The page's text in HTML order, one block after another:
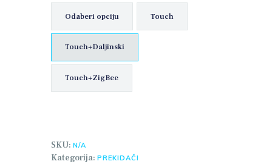
Odaberi opciju Touch
Touch+Daljinski
Touch+ZigBee
SKU: N/A
Kategorija: PREKIDAČI